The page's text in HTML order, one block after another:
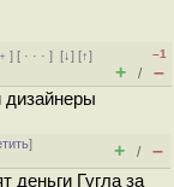
] [ · · ·][↓] [↑]
–1
+ / –
дизайнеры
]
+ / –
деньги Гугла за